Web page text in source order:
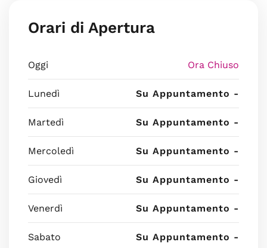
Orari di Apertura
Oggi Ora Chiuso
Lunedì Su Appuntamento -
Martedì Su Appuntamento -
Mercoledì Su Appuntamento -
Giovedì Su Appuntamento -
Venerdì Su Appuntamento -
Sabato Su Appuntamento -